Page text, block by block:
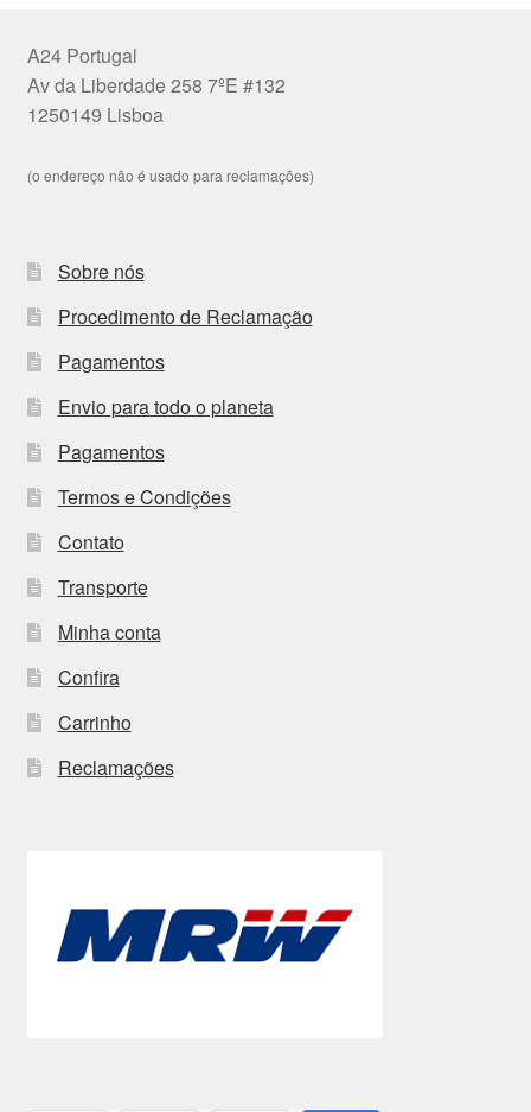
A24 Portugal
Av da Liberdade 258 7ºE #132
1250149 Lisboa
(o endereço não é usado para reclamações)
Sobre nós
Procedimento de Reclamação
Pagamentos
Envio para todo o planeta
Pagamentos
Termos e Condições
Contato
Transporte
Minha conta
Confira
Carrinho
Reclamações